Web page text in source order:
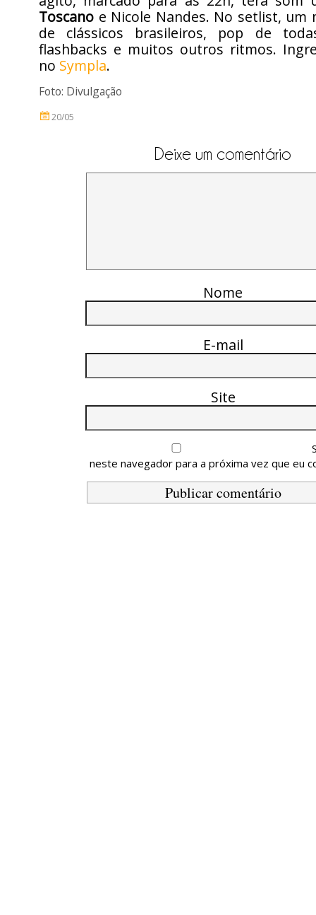
Toscano e Nicole Nandes. No setlist, um
de clássicos brasileiros, pop de
flashbacks e muitos outros ritmos.
no Sympla.
Foto: Divulgação
20/05
Deixe um comentário
Nome
E-mail
Site
neste navegador para a próxima vez que eu